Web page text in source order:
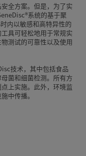
全方案。但是，为了实
系统的基于聚
内以敏感和高特异性的
具可轻松地用于常规实
测试的可靠性以及使用
技术，其中包括食品
菌和细菌检测。所有方
上实施。此外，环境监
中传播。